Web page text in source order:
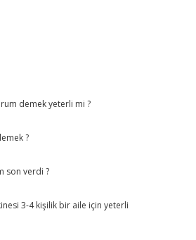
demek yeterli mi ?
?
son verdi ?
3-4 kişilik bir aile için yeterli